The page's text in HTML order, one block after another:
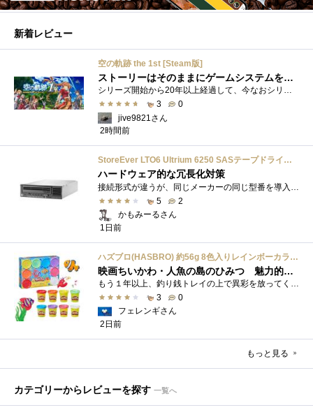
新着レビュー
空の軌跡 the 1st [Steam版]
ストーリーはそのままにゲームシステムを現代化
シリーズ開始から20年以上経過して、今なおシリーズの完結が見えてこない日本ファルコムのストーリーRPG、「英雄伝説軌跡シリーズ」。シリーズ...
3
0
jive9821さん
2時間前
StoreEver LTO6 Ultrium 6250 SASテープドライブ(内蔵型)
ハードウェア的な冗長化対策
接続形式が違うが、同じメーカーの同じ型番を導入しています。製品としてのレビューは下記の方で行っています。いざ使おうとしたときに故障�...
5
2
かもみーるさん
1日前
ハズブロ(HASBRO) 約56g 8色入りレインボーカラーのプレイ・ドー、新学期用品、2才以上のプリスクールの子供向け、子供向けのアート&クラフト 粘土 ねんど、こどもの日、子供の日プレゼント
映画ちいかわ・人魚の島のひみつ 魅力的なビラン：セイレーンを造ってみた
もう１年以上、釣り銭トレイの上で異彩を放ってくれたミャクミャクのマグネット 映画ちいかわ人魚の島のひみつを鑑賞後、素敵なビランのセイ...
3
0
フェレンギさん
2日前
もっと見る
カテゴリーからレビューを探す 一覧へ